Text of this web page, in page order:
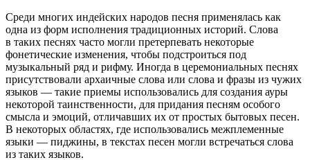
Среди многих индейских народов песня применялась как
одна из форм исполнения традиционных историй. Слова
в таких песнях часто могли претерпевать некоторые
фонетические изменения, чтобы подстроиться под
музыкальный ряд и рифму. Иногда в церемониальных песнях
присутствовали архаичные слова или слова и фразы из чужих
языков — такие приемы использовались для создания ауры
некоторой таинственности, для придания песням особого
смысла и эмоций, отличавших их от простых бытовых песен.
В некоторых областях, где использовались межплеменные
языки — пиджины, в текстах песен могли встречаться слова
из таких языков.